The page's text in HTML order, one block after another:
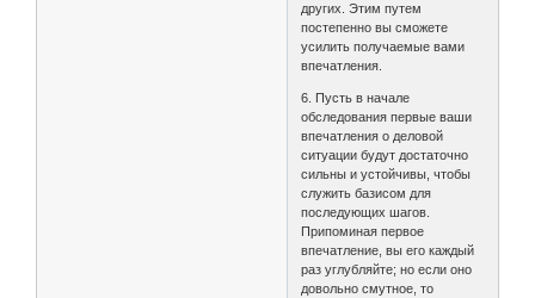
других. Этим путем
постепенно вы сможете
усилить получаемые вами
впечатления.
6. Пусть в начале
обследования первые ваши
впечатления о деловой
ситуации будут достаточно
сильны и устойчивы, чтобы
служить базисом для
последующих шагов.
Припоминая первое
впечатление, вы его каждый
раз углубляйте; но если оно
довольно смутное, то